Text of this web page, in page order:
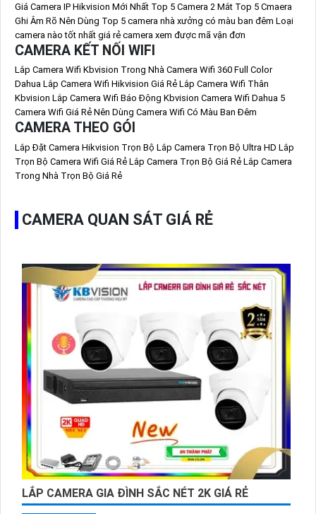
Giá Camera IP Hikvision Mới Nhất Top 5 Camera 2 Mắt Top 5 Cmaera
Ghi Âm Rõ Nên Dùng Top 5 camera nhà xưởng có màu ban đêm Loại
camera nào tốt nhất giá rẻ camera xem được mã vận đơn
CAMERA KẾT NỐI WIFI
Lắp Camera Wifi Kbvision Trong Nhà Camera Wifi 360 Full Color
Dahua Lắp Camera Wifi Hikvision Giá Rẻ Lắp Camera Wifi Thân
Kbvision Lắp Camera Wifi Báo Động Kbvision Camera Wifi Dahua 5
Camera Wifi Giá Rẻ Nên Dùng Camera Wifi Có Màu Ban Đêm
CAMERA THEO GÓI
Lắp Đặt Camera Hikvision Trọn Bộ Lắp Camera Trọn Bộ Ultra HD Lắp
Trọn Bộ Camera Wifi Giá Rẻ Lắp Camera Trọn Bộ Giá Rẻ Lắp Camera
Trong Nhà Trọn Bộ Giá Rẻ
CAMERA QUAN SÁT GIÁ RẺ
LẮP CAMERA GIA ĐÌNH SẮC NÉT 2K GIÁ RẺ